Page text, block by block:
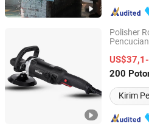
Polisher
200
Kirim
Nantong Cheli Tools Co., Ltd.
Jiangsu, China